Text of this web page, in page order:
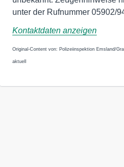
unter der Rufnummer 05902/
Kontaktdaten anzeigen
Original-Content von: Polizeiinspektion Emsland/
aktuell